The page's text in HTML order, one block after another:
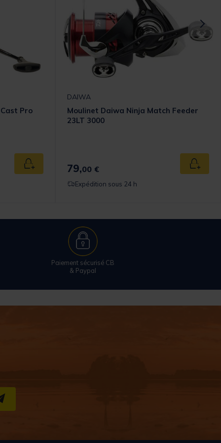
Pro
Ajouter au panier
DAIWA
Moulinet Daiwa Ninja Match Feeder
23LT 3000
79,00 € Ajouter
Expédition sous 24 h
Paiement sécurisé CB
& Paypal
S''INSCRIRE